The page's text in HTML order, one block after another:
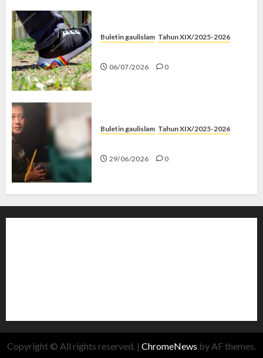
Buletin gaulislam Tahun XIX/2025-2026
06/07/2026 0
Buletin gaulislam Tahun XIX/2025-2026
29/06/2026 0
Copyright © All rights reserved. | ChromeNews by AF themes.